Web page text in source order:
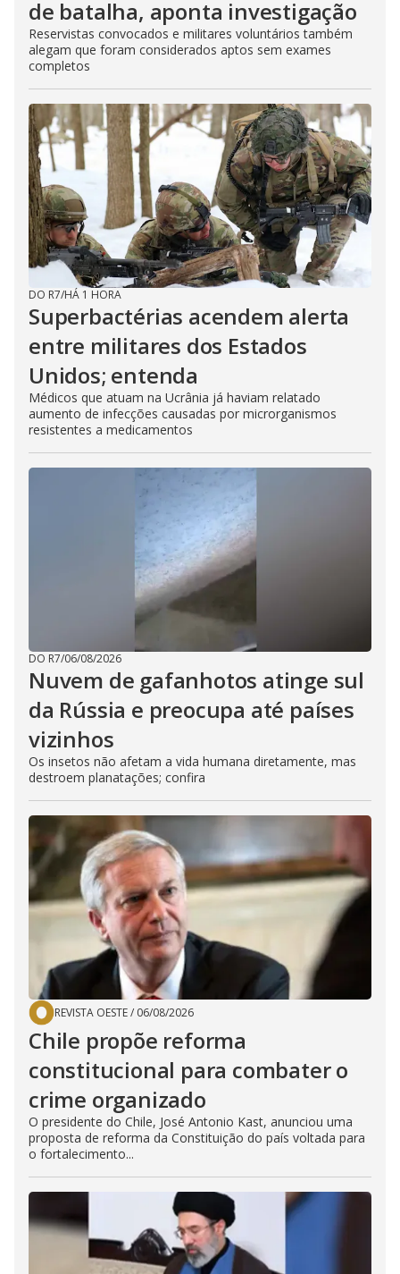
de batalha, aponta investigação
Reservistas convocados e militares voluntários também
alegam que foram considerados aptos sem exames
completos
DO R7/HÁ 1 HORA
Superbactérias acendem alerta
entre militares dos Estados
Unidos; entenda
Médicos que atuam na Ucrânia já haviam relatado
aumento de infecções causadas por microrganismos
resistentes a medicamentos
DO R7/06/08/2026
Nuvem de gafanhotos atinge sul
da Rússia e preocupa até países
vizinhos
Os insetos não afetam a vida humana diretamente, mas
destroem planatações; confira
REVISTA OESTE/ 06/08/2026
Chile propõe reforma
constitucional para combater o
crime organizado
O presidente do Chile, José Antonio Kast, anunciou uma
proposta de reforma da Constituição do país voltada para
o fortalecimento...